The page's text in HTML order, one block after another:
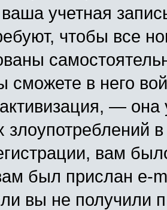
учетная
чтобы все
сможете в него
—
злоупотреблений
вам
был прислан e-
вы не получили